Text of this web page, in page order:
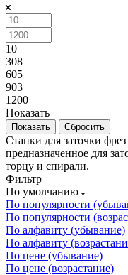
10
308
605
903
1200
Показать
Сбросить
Станки для заточки
предназначенное для
торцу и спирали.
Фильтр
По умолчанию
По популярности
По популярности
По алфавиту (убывание)
По алфавиту
По цене (убывание)
По цене (возрастание)